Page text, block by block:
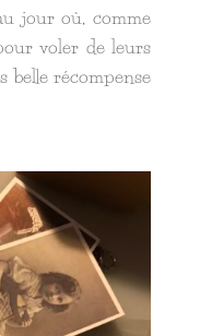
jour où, comme
voler de leurs
belle récompense